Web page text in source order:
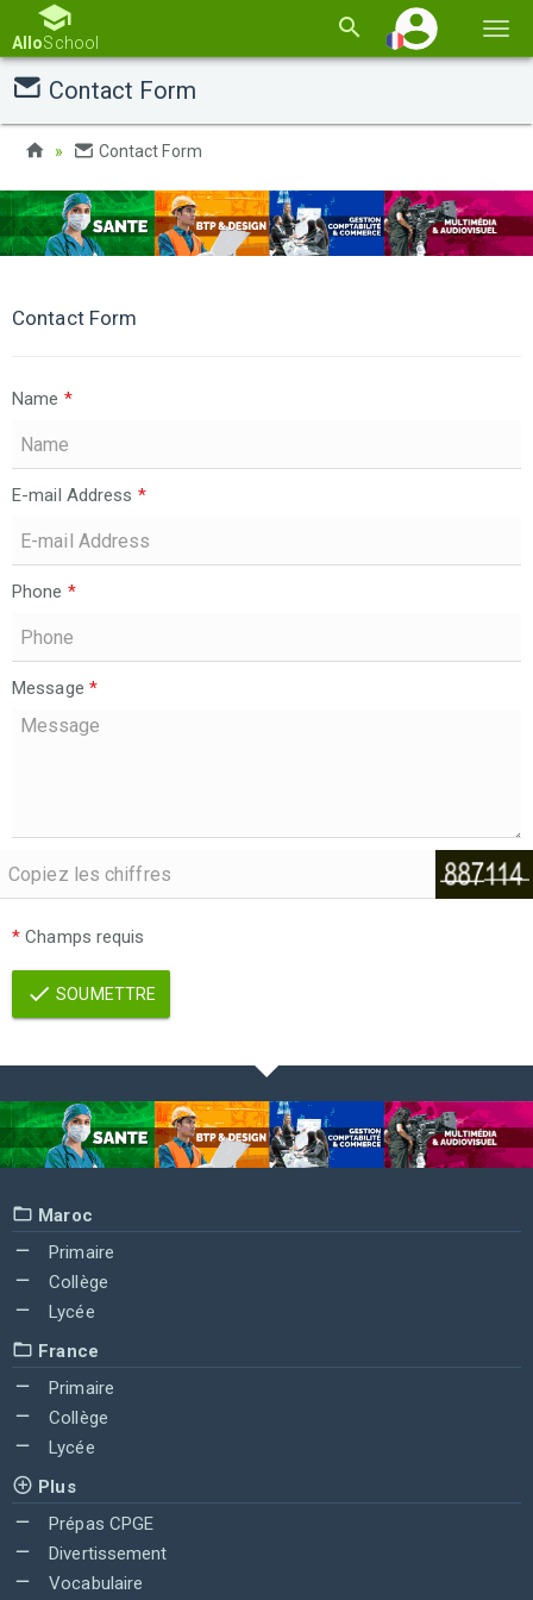
la
AlloSchool
Contact Form
Contact Form
Contact Form
Name *
E-mail Address *
Phone *
Message *
* Champs requis
SOUMETTRE
Maroc
Primaire
Collège
Lycée
France
Primaire
Collège
Lycée
Plus
Prépas CPGE
Divertissement
Vocabulaire